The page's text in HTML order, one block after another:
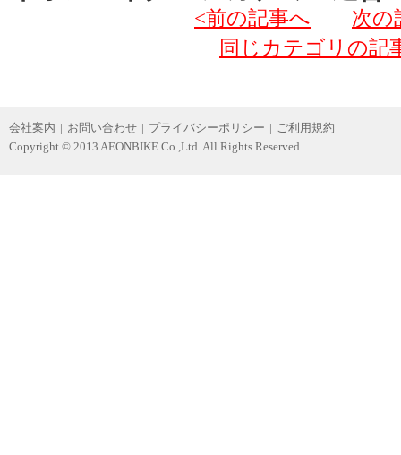
<前の記事へ
次の
同じカテゴリの記
会社案内 | お問い合わせ | プライバシーポリシー | ご利用規約
Copyright © 2013 AEONBIKE Co.,Ltd. All Rights Reserved.